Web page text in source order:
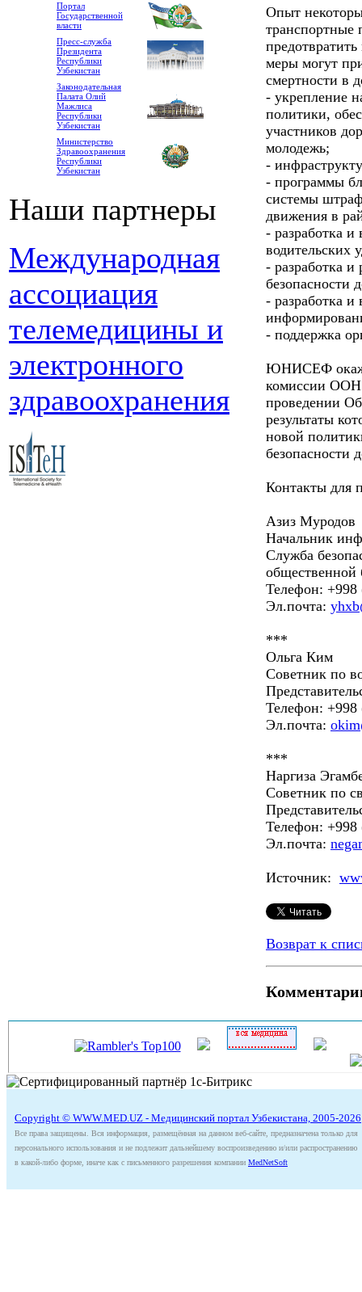
Портал
Государственной
власти
Пресс-служба
Президента
Республики
Узбекистан
Законодательная
Палата Олий
Мажлиса
Республики
Узбекистан
Министерство
Здравоохранения
Республики
Узбекистан
Наши партнеры
Международная
ассоциация
телемедицины и
электронного
здравоохранения
Опыт
транспортные
меры могут
смертности в
- укрепление
политики,
участников
молодежь;
-
- программы
системы
движения в
- разработка
водительских
- разработка
безопасности
- разработка
- поддержка
ЮНИСЕФ
комиссии ООН
проведении
результаты
новой
безопасности
Контакты для
Азиз Муродов
Начальник
Служба
Телефон: +998
Эл.почта:
***
Oльга Ким
Советник по
Телефон: +998
Эл.почта:
***
Наргиза
Советник по
Телефон: +998
Эл.почта:
Источник:
Возврат к
Copyright © WWW.MED.UZ - Медицинский портал Узбекистана, 2005-2026
Все права защищены. Вся информация, размещённая на данном веб-сайте, предназначена только для
персонального использования и не подлежит дальнейшему воспроизведению и/или распространению
в какой-либо форме, иначе как с письменного разрешения компании MedNetSoft